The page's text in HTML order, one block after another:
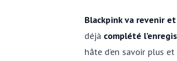
Blackpink va revenir
déjà complété
hâte d’en savoir plus